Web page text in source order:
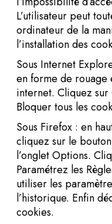
L’utilisateur peut
ordinateur de la
l’installation des
Sous Internet
en forme de
internet. Cliquez
Bloquer tous les
Sous Firefox : en
cliquez sur le
l’onglet Options.
Paramétrez les
utiliser les
l’historique. Enfin
cookies.